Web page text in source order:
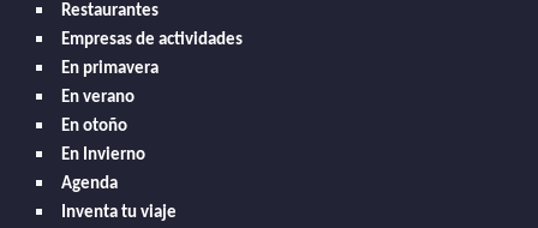
Restaurantes
Empresas de actividades
En primavera
En verano
En otoño
En Invierno
Agenda
Inventa tu viaje